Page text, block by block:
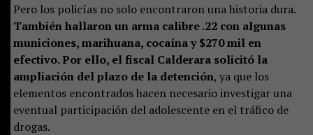
Pero los policías no solo encontraron una historia dura.
También hallaron un arma calibre .22 con algunas
municiones, marihuana, cocaína y $270 mil en
efectivo. Por ello, el fiscal Calderara solicitó la
ampliación del plazo de la detención, ya que los
elementos encontrados hacen necesario investigar una
eventual participación del adolescente en el tráfico de
drogas.